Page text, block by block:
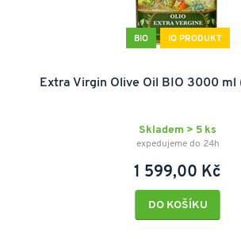
BIO IQ PRODUKT
Extra Virgin Olive Oil BIO 3000 ml
Skladem > 5 ks
expedujeme do 24h
1 599,00 Kč
DO KOŠÍKU